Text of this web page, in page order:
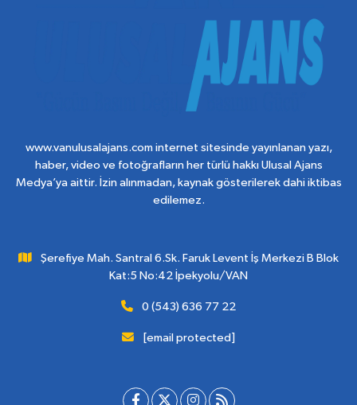
www.vanulusalajans.com internet sitesinde yayınlanan yazı,
haber, video ve fotoğrafların her türlü hakkı Ulusal Ajans
Medya’ya aittir. İzin alınmadan, kaynak gösterilerek dahi iktibas
edilemez.
Şerefiye Mah. Santral 6.Sk. Faruk Levent İş Merkezi B Blok
Kat:5 No:42 İpekyolu/VAN
0 (543) 636 77 22
[email protected]